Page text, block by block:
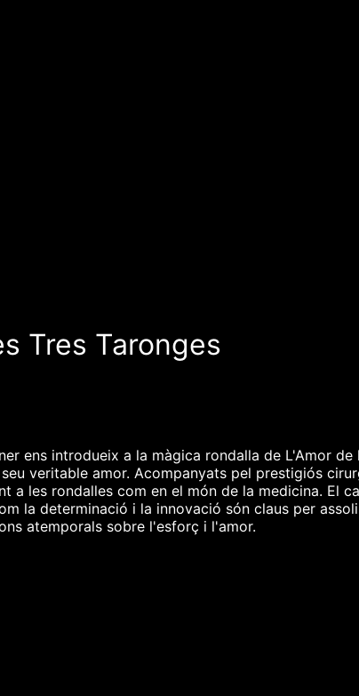
Tres Taronges
ens introdueix a la màgica rondalla de L'Amor
veritable amor. Acompanyats pel prestigiós
les rondalles com en el món de la medicina. El
la determinació i la innovació són claus per
atemporals sobre l'esforç i l'amor.